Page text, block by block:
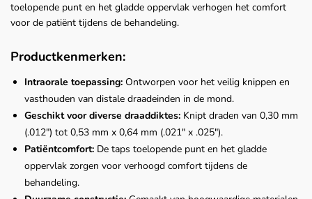
toelopende punt en het gladde oppervlak verhogen het comfort
voor de patiënt tijdens de behandeling.
Productkenmerken:
Intraorale toepassing: Ontworpen voor het veilig knippen en
vasthouden van distale draadeinden in de mond.
Geschikt voor diverse draaddiktes: Knipt draden van 0,30 mm
(.012") tot 0,53 mm x 0,64 mm (.021" x .025").
Patiëntcomfort: De taps toelopende punt en het gladde
oppervlak zorgen voor verhoogd comfort tijdens de
behandeling.